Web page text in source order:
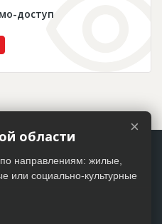
доступ
×
области
направлениям: жилые,
или социально-культурные